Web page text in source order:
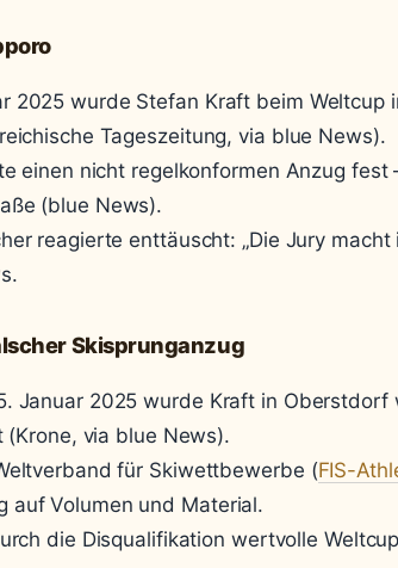
2025 wurde Stefan Kraft beim Weltcup
Tageszeitung, via blue News).
einen nicht regelkonformen Anzug
(blue News).
reagierte enttäuscht: „Die Jury
Skisprunganzug
Januar 2025 wurde Kraft in Oberstdorf
via blue News).
für Skiwettbewerbe (FIS-
auf Volumen und Material.
die Disqualifikation wertvolle